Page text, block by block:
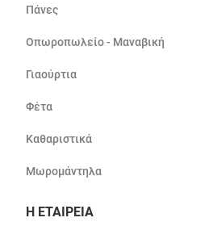
Πάνες
Οπωροπωλείο - Μαναβική
Γιαούρτια
Φέτα
Καθαριστικά
Μωρομάντηλα
Η ΕΤΑΙΡΕΙΑ